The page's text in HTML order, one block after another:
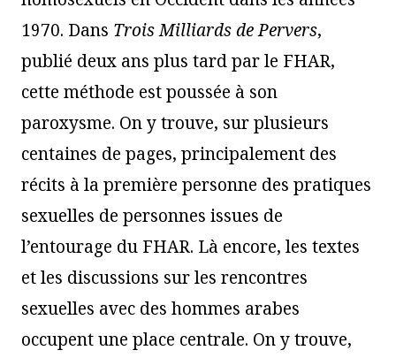
1970. Dans Trois Milliards de Pervers,
publié deux ans plus tard par le FHAR,
cette méthode est poussée à son
paroxysme. On y trouve, sur plusieurs
centaines de pages, principalement des
récits à la première personne des pratiques
sexuelles de personnes issues de
l’entourage du FHAR. Là encore, les textes
et les discussions sur les rencontres
sexuelles avec des hommes arabes
occupent une place centrale. On y trouve,